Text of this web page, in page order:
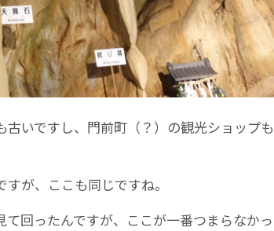
いですし、門前町（？）の観光ショップも
が、ここも同じですね。
回ったんですが、ここが一番つまらなかっ